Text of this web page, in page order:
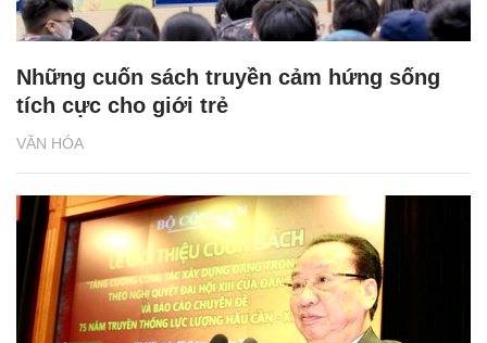
VĂN HÓA
Những cuốn sách truyền cảm hứng sống
tích cực cho giới trẻ